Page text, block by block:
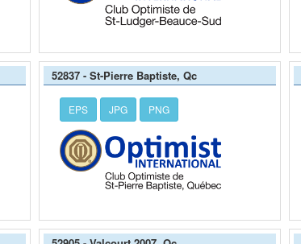
52837 - St-Pierre Baptiste, Qc
EPS JPG PNG